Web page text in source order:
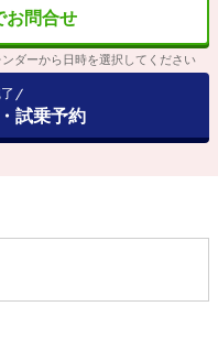
お問合せ
ダーから日時を選択してください
試乗予約